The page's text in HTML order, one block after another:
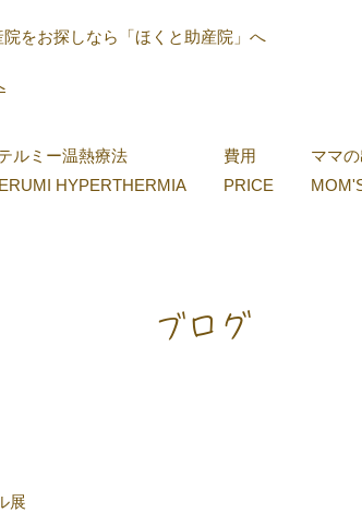
をお探しなら「ほくと助産院」へ
ルミー温熱療法
HYPERTHERMIA
費用
PRICE
ママ
ブログ
展